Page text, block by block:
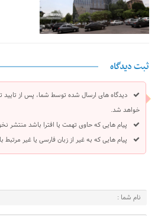
ثبت دیدگاه
دیدگاه های ارسال شده توسط شما، پس از
خواهد شد.
پیام هایی که حاوی تهمت یا افترا باشد منتشر
پیام هایی که به غیر از زبان فارسی یا غیر